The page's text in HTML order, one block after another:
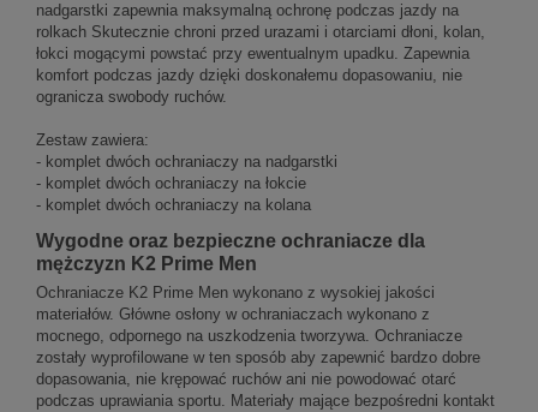
nadgarstki zapewnia maksymalną ochronę podczas jazdy na
rolkach Skutecznie chroni przed urazami i otarciami dłoni, kolan,
łokci mogącymi powstać przy ewentualnym upadku. Zapewnia
komfort podczas jazdy dzięki doskonałemu dopasowaniu, nie
ogranicza swobody ruchów.
Zestaw zawiera:
- komplet dwóch ochraniaczy na nadgarstki
- komplet dwóch ochraniaczy na łokcie
- komplet dwóch ochraniaczy na kolana
Wygodne oraz bezpieczne ochraniacze dla
mężczyzn K2 Prime Men
Ochraniacze K2 Prime Men wykonano z wysokiej jakości
materiałów. Główne osłony w ochraniaczach wykonano z
mocnego, odpornego na uszkodzenia tworzywa. Ochraniacze
zostały wyprofilowane w ten sposób aby zapewnić bardzo dobre
dopasowania, nie krępować ruchów ani nie powodować otarć
podczas uprawiania sportu. Materiały mające bezpośredni kontakt